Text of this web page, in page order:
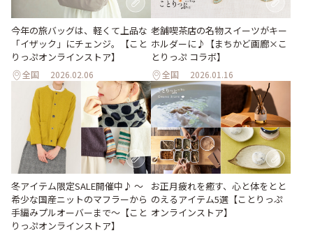
今年の旅バッグは、軽くて上品な
「イザック」にチェンジ。【こと
りっぷオンラインストア】
全国 2026.02.06
老舗喫茶店の名物スイーツがキー
ホルダーに♪【まちかど画廊×こ
とりっぷ コラボ】
全国 2026.01.16
冬アイテム限定SALE開催中♪ ～
希少な国産ニットのマフラーから
手編みプルオーバーまで～【こと
りっぷオンラインストア】
お正月疲れを癒す、心と体をとと
のえるアイテム5選【ことりっぷ
オンラインストア】